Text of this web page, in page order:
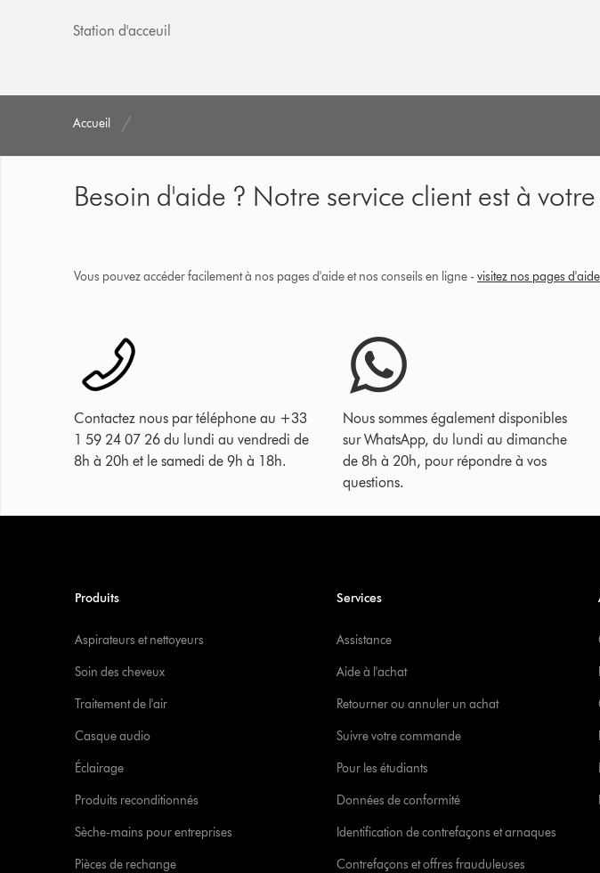
Station d'acceuil
Accueil
Besoin d'aide ? Notre service client est à
Vous pouvez accéder facilement à nos pages d'aide et nos conseils en ligne - visitez nos pages d'aide
Contactez nous par téléphone au +33
1 59 24 07 26 du lundi au vendredi de
8h à 20h et le samedi de 9h à 18h.
Nous sommes également disponibles
sur WhatsApp, du lundi au dimanche
de 8h à 20h, pour répondre à vos
questions.
Produits
Aspirateurs et nettoyeurs
Soin des cheveux
Traitement de l'air
Casque audio
Éclairage
Produits reconditionnés
Sèche-mains pour entreprises
Pièces de rechange
Services
Assistance
Aide à l'achat
Retourner ou annuler un achat
Suivre votre commande
Pour les étudiants
Données de conformité
Identification de contrefaçons et arnaques
Contrefaçons et offres frauduleuses